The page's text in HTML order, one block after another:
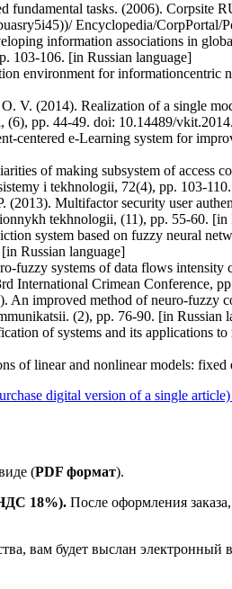
fundamental tasks. (2006). Corpsite
Encyclopedia/CorpPortal/
information associations in
103-106. [in Russian language]
environment for
V. (2014). Realization of a single
pp. 44-49. doi: 10.14489/
centered e-Learning system for
of making subsystem of access
i tekhnologii, 72(4), pp. 103-
(2013). Multifactor security user
tekhnologii, (11), pp. 55-60. [in
system based on fuzzy neural
Russian language]
fuzzy systems of data flows
International Crimean Conference,
improved method of neuro-fuzzy
(2), pp. 76-90. [in Russian
of systems and its applications
of linear and nonlinear models: fixed
digital version of a single article)
(PDF формат).
18%). После оформления
вам будет выслан электронный